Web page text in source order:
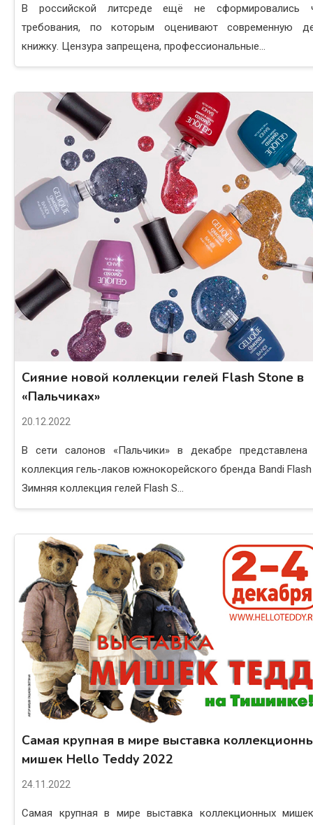
В российской литсреде ещё не сформировались
требования, по которым оценивают современную
книжку. Цензура запрещена, профессиональные...
Сияние новой коллекции гелей Flash Stone в
«Пальчиках»
20.12.2022
В сети салонов «Пальчики» в декабре представлена
коллекция гель-лаков южнокорейского бренда Bandi
Зимняя коллекция гелей Flash S...
Самая крупная в мире выставка
мишек Hello Teddy 2022
24.11.2022
Самая крупная в мире выставка коллекционных